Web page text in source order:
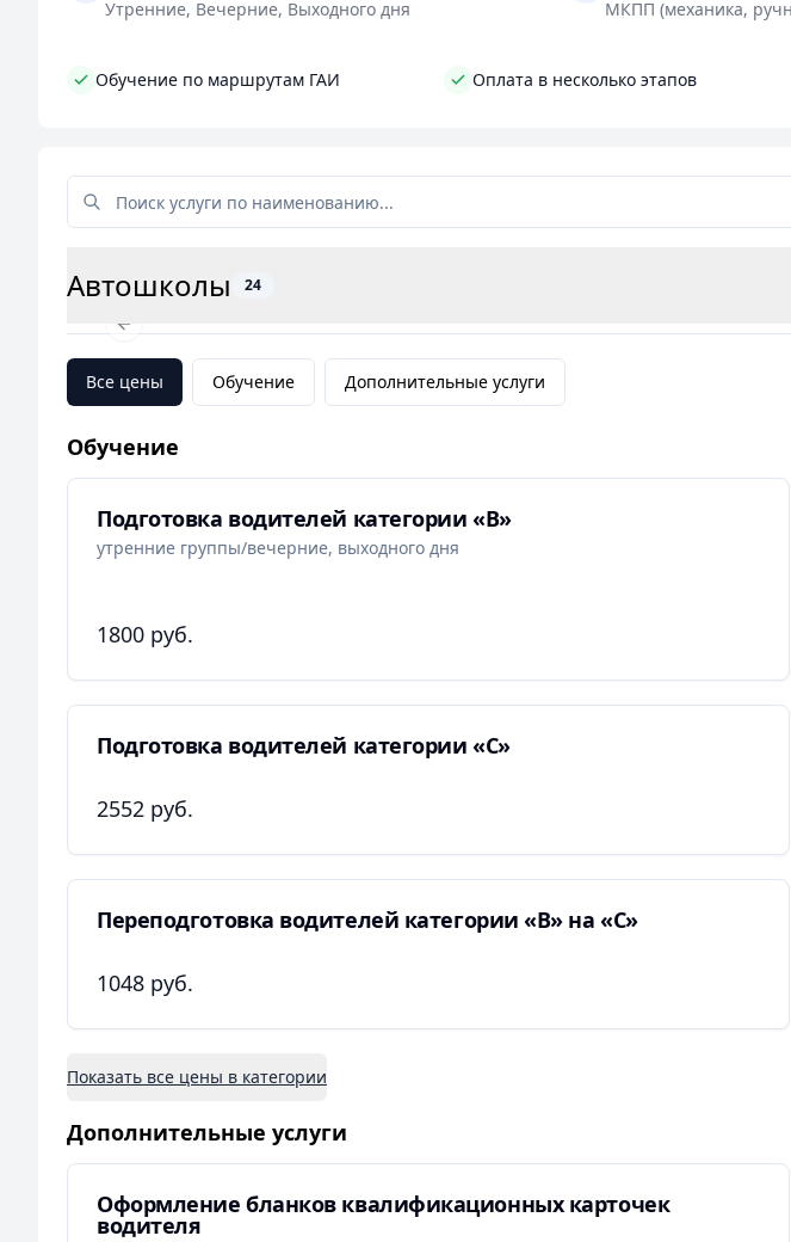
платежа, разбивая оплату на несколько этапов.
Обратившись в Автошколу Заводской районной оргструктуры ДОСААФ г.
Утренние, Вечерние, Выходного дня МКПП (механика,
Обучение по маршрутам ГАИ Оплата в несколько этапов
Автошколы 24
Previous slide
Все цены Обучение Дополнительные услуги
Обучение
Подготовка водителей категории «В»
утренние группы/вечерние, выходного дня
1800 руб.
Подготовка водителей категории «С»
2552 руб.
Переподготовка водителей категории «В» на «C»
1048 руб.
Показать все цены в категории
Дополнительные услуги
Оформление бланков квалификационных карточек
водителя